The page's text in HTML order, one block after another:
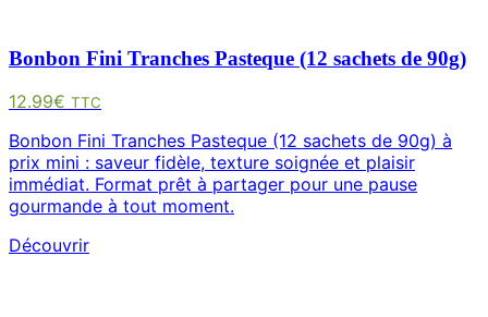
Bonbon Fini Tranches Pasteque (12 sachets de 90g)
12.99€ TTC
Bonbon Fini Tranches Pasteque (12 sachets de 90g) à
prix mini : saveur fidèle, texture soignée et plaisir
immédiat. Format prêt à partager pour une pause
gourmande à tout moment.
Découvrir